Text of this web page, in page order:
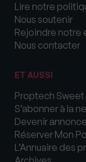
Lire notre
Nous soutenir
Rejoindre notre
Nous contacter
ET AUSSI
Proptech Sweet
S’abonner à la
Devenir
Réserver Mon
L’Annuaire des